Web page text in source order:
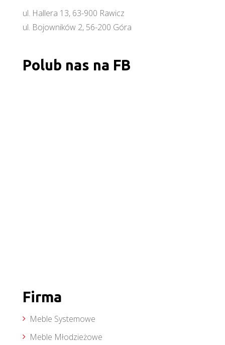
ul. Hallera 13, 63-900 Rawicz
ul. Bojowników 2, 56-200 Góra
Polub nas na FB
Firma
Meble Systemowe
Meble Młodzieżowe